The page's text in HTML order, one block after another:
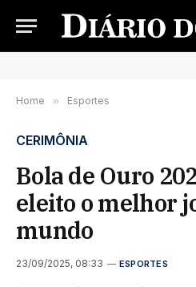
Home » Esportes
CERIMÔNIA
Bola de Ouro
eleito o melhor
mundo
23/09/2025, 08:33 ESPORTES